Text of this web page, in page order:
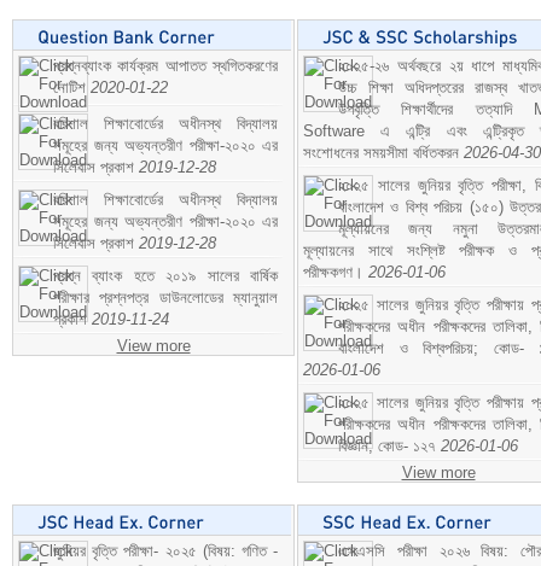
প্রশ্নব্যাংক কার্যক্রম আপাতত স্থগিতকরণের
নোটিশ 2020-01-22
বরিশাল শিক্ষাবোর্ডের অধীনস্থ বিদ্যালয়
সমূহের জন্য অভ্যন্তরীণ পরীক্ষা-২০২০ এর
সিলেবাস প্রকাশ 2019-12-28
বরিশাল শিক্ষাবোর্ডের অধীনস্থ বিদ্যালয়
সমূহের জন্য অভ্যন্তরীণ পরীক্ষা-২০২০ এর
সিলেবাস প্রকাশ 2019-12-28
প্রশ্ন ব্যাংক হতে ২০১৯ সালের বার্ষিক
পরীক্ষার প্রশ্নপত্র ডাউনলোডের ম্যানুয়াল
প্রকাশ 2019-11-24
View more
২০২৫-২৬ অর্থবছরে ২য় ধাপে
উচ্চ শিক্ষা অধিদপ্তরের রাজস্ব
উপবৃত্তি শিক্ষার্থীদের তত্যাদি
Software এ এন্ট্রি এবং এন্ট্রিকৃত
সংশোধনের সময়সীমা বর্ধিতকরন 2026-04-30
২০২৫ সালের জুনিয়র বৃত্তি পরীক্ষা,
বাংলাদেশ ও বিশ্ব পরিচয় (১৫০)
মূল্যায়নের জন্য নমুনা
মূল্যায়নের সাথে সংশ্লিষ্ট পরীক্ষক ও
পরীক্ষকগণ। 2026-01-06
২০২৫ সালের জুনিয়র বৃত্তি পরীক্ষায়
পরীক্ষকদের অধীন পরীক্ষকদের তালিকা,
বাংলাদেশ ও বিশ্বপরিচয়; কোড-
2026-01-06
২০২৫ সালের জুনিয়র বৃত্তি পরীক্ষায়
পরীক্ষকদের অধীন পরীক্ষকদের তালিকা,
বিজ্ঞান; কোড- ১২৭ 2026-01-06
View more
জুনিয়র বৃত্তি পরীক্ষা- ২০২৫ (বিষয়: গণিত -
এসএসসি পরীক্ষা ২০২৬ বিষয়: